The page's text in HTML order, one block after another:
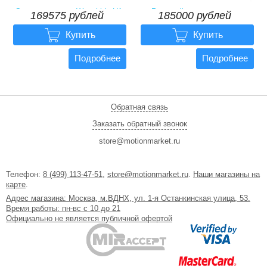
Электротрицикл Wanshida U1-
X 60V 800Вт
169575 рублей
169575 рублей
 Купить
Подробнее
Грузовой электротрицикл
Rockwild Cargo C6
185000 рублей
185000 рублей
 Купить
Подробнее
Обратная связь
Заказать обратный звонок
store@motionmarket.ru
Телефон: 8 (499) 113-47-51, store@motionmarket.ru. Наши магазины на
карте.
Адрес магазина: Москва, м.ВДНХ, ул. 1-я Останкинская улица, 53.
Время работы: пн-вс с 10 до 21
Официально не является публичной офертой